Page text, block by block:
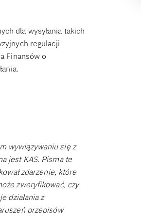
dla wysyłania takich
regulacji
Finansów o
wywiązywaniu się z
jest KAS. Pisma te
zdarzenie, które
zweryfikować, czy
działania z
przepisów